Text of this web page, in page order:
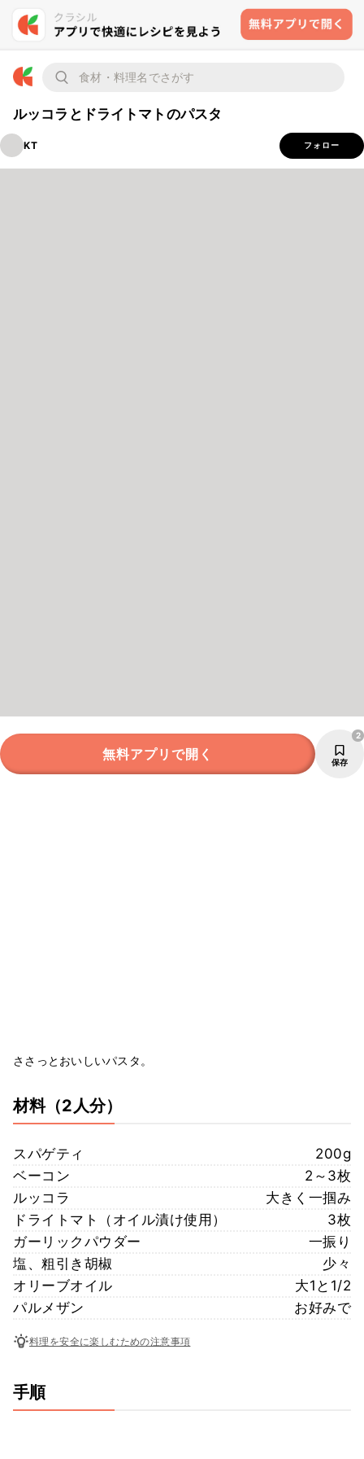
ルッコラとドライトマトのパスタ
KT フォロー
無料アプリで開く 保存
2
ささっとおいしいパスタ。
材料（2人分）
スパゲティ
200g
ベーコン
2～3枚
ルッコラ
大きく一掴み
ドライトマト（オイル漬け使用）
3枚
ガーリックパウダー
一振り
塩、粗引き胡椒
少々
オリーブオイル
大1と1/2
パルメザン
お好みで
料理を安全に楽しむための注意事項
手順